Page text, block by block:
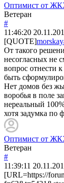
Оптимист от
Ветеран
#
11:46:20
[QUOTE]
От такого
несогласных не
вопрос отнести
быть
Нет домов без
воробья в поле
нереальный
хотя задумка по
Оптимист от
Ветеран
#
11:39:11
[URL=https://